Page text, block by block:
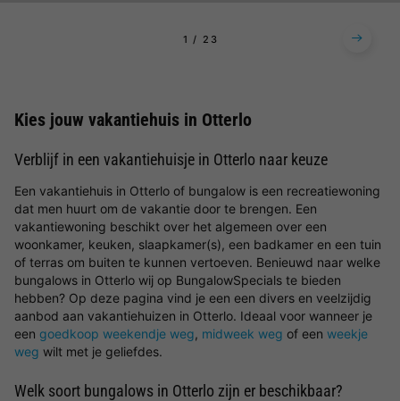
1 2 3
Kies jouw vakantiehuis in Otterlo
Verblijf in een vakantiehuisje in Otterlo naar keuze
Een vakantiehuis in Otterlo of bungalow is een recreatiewoning
dat men huurt om de vakantie door te brengen. Een
vakantiewoning beschikt over het algemeen over een
woonkamer, keuken, slaapkamer(s), een badkamer en een tuin
of terras om buiten te kunnen vertoeven. Benieuwd naar welke
bungalows in Otterlo wij op BungalowSpecials te bieden
hebben? Op deze pagina vind je een een divers en veelzijdig
aanbod aan vakantiehuizen in Otterlo. Ideaal voor wanneer je
een goedkoop weekendje weg, midweek weg of een weekje
weg wilt met je geliefdes.
Welk soort bungalows in Otterlo zijn er beschikbaar?